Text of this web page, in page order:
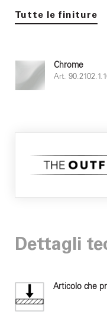
Tutte le finiture
Chrome
Art.
Dettagli
Articolo che